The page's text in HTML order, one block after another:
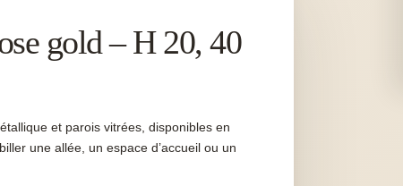
gold – H 20, 40
et parois vitrées, disponibles en
une allée, un espace d’accueil ou un